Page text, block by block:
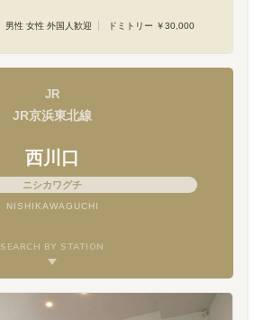
男性 女性 外国人歓迎 ドミトリー ￥30,000
JR
JR京浜東北線
西川口
ニシカワグチ
NISHIKAWAGUCHI
SEARCH BY STATION